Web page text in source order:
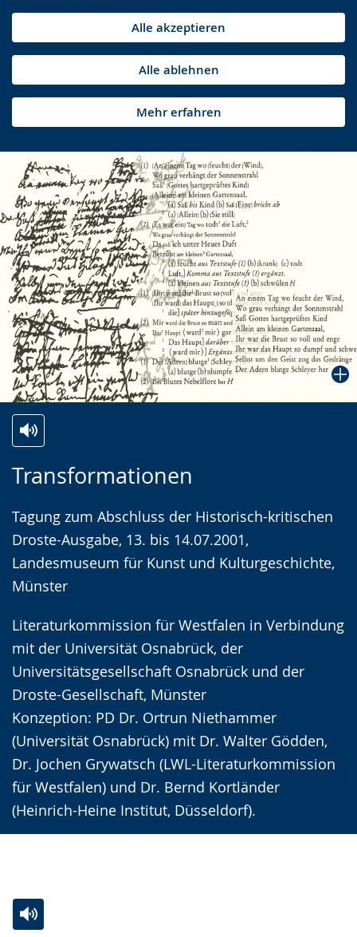
Alle akzeptieren
Alle ablehnen
Mehr erfahren
Transformationen
Tagung zum Abschluss der Historisch-kritischen
Droste-Ausgabe, 13. bis 14.07.2001,
Landesmuseum für Kunst und Kulturgeschichte,
Münster
Literaturkommission für Westfalen in Verbindung
mit der Universität Osnabrück, der
Universitätsgesellschaft Osnabrück und der
Droste-Gesellschaft, Münster
Konzeption: PD Dr. Ortrun Niethammer
(Universität Osnabrück) mit Dr. Walter Gödden,
Dr. Jochen Grywatsch (LWL-Literaturkommission
für Westfalen) und Dr. Bernd Kortländer
(Heinrich-Heine Institut, Düsseldorf).
Leichten
wechseln.
Audio-
Video
Deutscher
Gebärdensprache
wird
angezeigt.